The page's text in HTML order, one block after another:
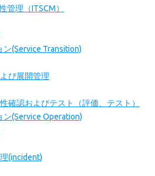
管理（ITSCM）
(Service Transition)
び展開管理
確認およびテスト（評価、テスト）
(Service Operation)
(incident)